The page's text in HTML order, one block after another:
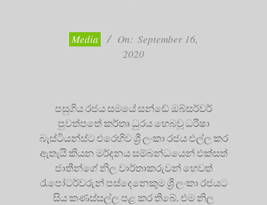
Media On: September 16,
2020
පසුගිය රජය සමයේ සන්ඩේ ඔබ්සර්වර්
පුවත්පතේ කර්තෘ ධුරය හෙබවූ ධරීෂා
බැස්ටියන්ස්ට එරෙහිව ශ්‍රී ලංකා රජය එල්ල කර
ඇතැයි කියන මර්දනය සම්බන්ධයෙන් එක්සත්
ජාතීන්ගේ නිල වාර්තාකරුවන් හෙවත්
රැපෝටර්වරුන් පස්දෙනෙකුම ශ්‍රී ලංකා රජයට
සිය කණස්සල්ල පළ කර තිබේ. එම නිල